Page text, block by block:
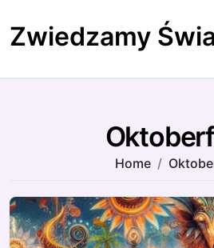
to
content
Zwiedzamy
Home